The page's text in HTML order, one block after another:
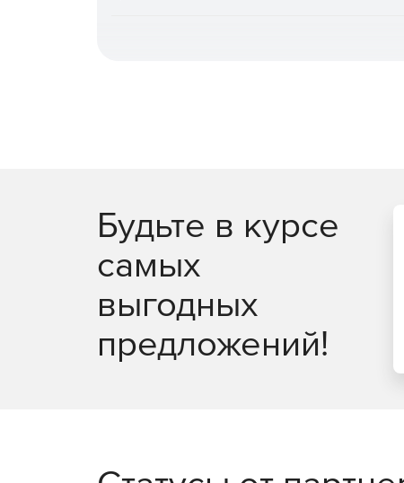
Будьте в курсе
самых
выгодных
предложений!